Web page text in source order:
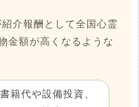
紹介報酬として全国心霊
金額が高くなるような
籍代や設備投資、